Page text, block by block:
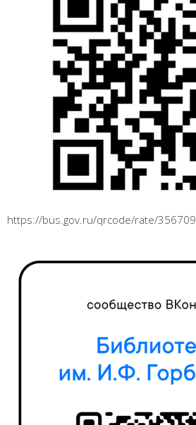
https://bus.gov.ru/qrcode/rate/356709